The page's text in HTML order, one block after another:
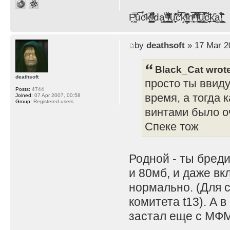
F̞͖̭̿̔ͯu̐̅cͬ̑ͩk̨̤̳͇̮̭̪̠̽̿̓̆ͭͩ ̷̩̰͎̩͓̘̾̀ͬ̊ͭ͛ͅda̝̺͙̬͎̝̾͟ ̰̜̝̯͉̯̖̓̎́ͨ̽ͫ͟f̟͇̭̀ͬͨͭ̐̚u̹̼̹̗̞͑̔͂͐̚cͭ̅̊̆̒̆ǩ̝̩̯́ͥ̔̍̑ḭ͓͍̳̬ͦ̽͂n͍͎͈̈̅ͩͬ ̊ͫ̂̾̑̈́f̲͚͉͓͗̋́ͧͦ̅ȗ͇̲̻͈̲̅̎͗͒ͭ͡c̬̟̠̹̯̈́ͩ͘ͅk̫̠̻̋͜a̲͒̾̇!͙͕̺͉̗̩̲̂̏̄̀
by deathsoft» 17 Mar
Black_Cat
просто ты
время, а тогда
винтами было
Спеке тож
Родной - ты
и 80мб, и даже
нормально. (Для
комитета t13). А
застал еще с
deathsoft
Posts: 4744
Joined: 07 Apr 2007, 00:58
Group: Registered users